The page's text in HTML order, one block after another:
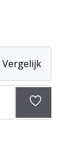
Vergelijk